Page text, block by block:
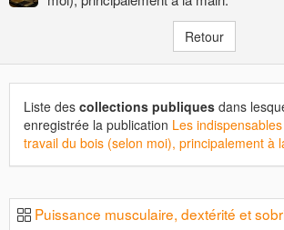
Retour
Liste des collections publiques dans
enregistrée la publication Les
travail du bois (selon moi), principalement à
Puissance musculaire, dextérité et